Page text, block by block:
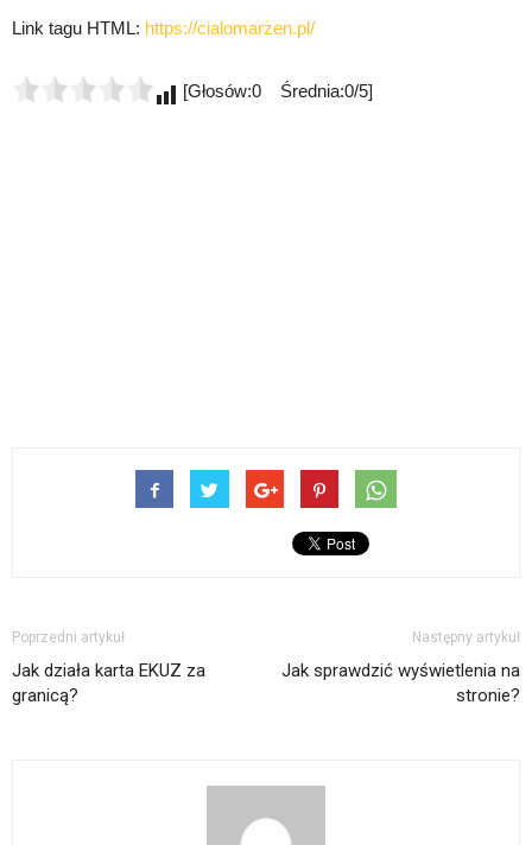
Link tagu HTML: https://cialomarzen.pl/
[Głosów:0 Średnia:0/5]
Poprzedni artykuł
Jak działa karta EKUZ za
granicą?
Następny artykuł
Jak sprawdzić wyświetlenia na
stronie?